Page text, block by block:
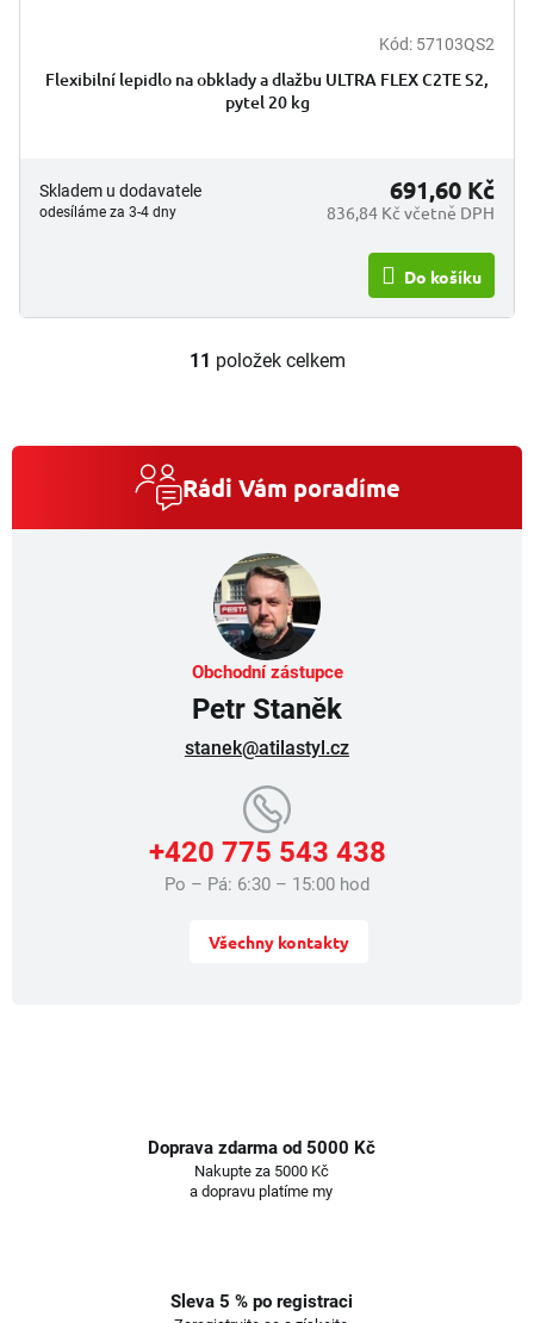
Kód: 57103QS2
Flexibilní lepidlo na obklady a dlažbu ULTRA FLEX C2TE S2,
pytel 20 kg
Skladem u dodavatele
odesíláme za 3-4 dny 836,84 Kč včetně DPH
691,60 Kč
Do košíku
O
a
í
p
r
v
k
y
v
p
s
11 položek celkem
Rádi Vám poradíme
Obchodní zástupce
Petr Staněk
stanek@atilastyl.cz
+420 775 543 438
Po – Pá: 6:30 – 15:00 hod
Všechny kontakty
Doprava zdarma od 5000 Kč
Nakupte za 5000 Kč
a dopravu platíme my
Sleva 5 % po registraci